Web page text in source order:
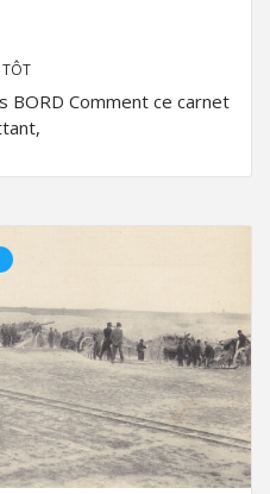
TÔT
BORD Comment ce carnet